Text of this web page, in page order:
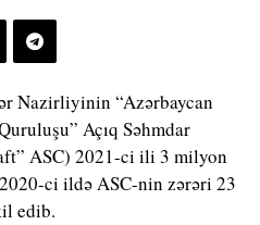
Nazirliyinin “Azərbaycan
Açıq Səhmdar
ASC) 2021-ci ili 3 milyon
ci ildə ASC-nin zərəri 23
edib.